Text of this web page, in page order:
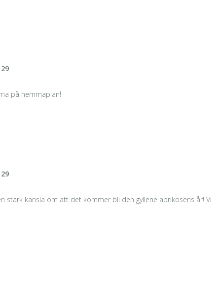
29
på hemmaplan!
29
stark känsla om att det kommer bli den gyllene aprikosens år! Vi